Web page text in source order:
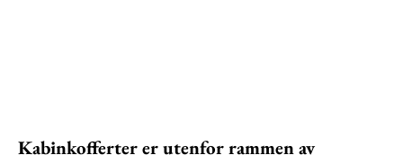
Kabinkofferter er utenfor rammen av